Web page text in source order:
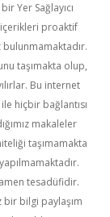
Yer Sağlayıcı
proaktif
taşımakta olup,
Bu internet
hiçbir bağlantısı
makaleler
taşımamakta
tesadüfidir.
bir bilgi paylaşım